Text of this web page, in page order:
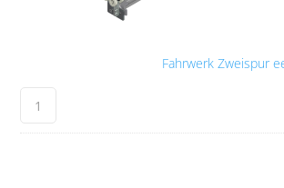
Fahrwerk Zweispur